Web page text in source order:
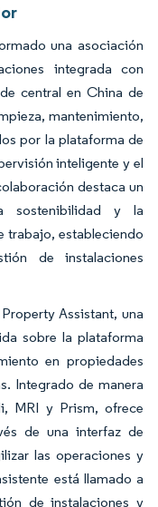
una asociación
integrada con
central en China de
mantenimiento,
por la plataforma de
inteligente y el
destaca un
sostenibilidad y la
trabajo, estableciendo
de instalaciones
Assistant, una
sobre la plataforma
en propiedades
Integrado de manera
MRI y Prism, ofrece
de una interfaz de
las operaciones y
está llamado a
de instalaciones y